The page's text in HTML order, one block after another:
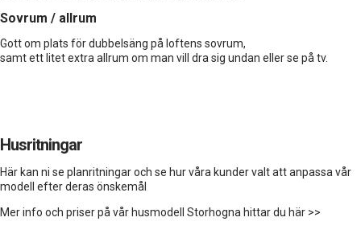
Sovrum / allrum
Gott om plats för dubbelsäng på loftens sovrum,
samt ett litet extra allrum om man vill dra sig undan eller se på tv.
Husritningar
Här kan ni se planritningar och se hur våra kunder valt att anpassa vår
modell efter deras önskemål
Mer info och priser på vår husmodell Storhogna hittar du här >>